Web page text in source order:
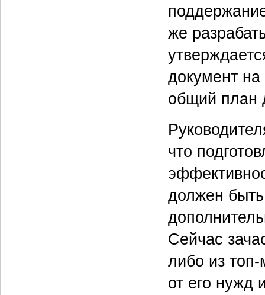
же
документ
общий план
что
должен
Сейчас
либо из
от его нужд